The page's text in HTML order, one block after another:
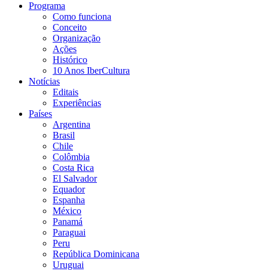
Programa
Como funciona
Conceito
Organização
Ações
Histórico
10 Anos IberCultura
Notícias
Editais
Experiências
Países
Argentina
Brasil
Chile
Colômbia
Costa Rica
El Salvador
Equador
Espanha
México
Panamá
Paraguai
Peru
República Dominicana
Uruguai